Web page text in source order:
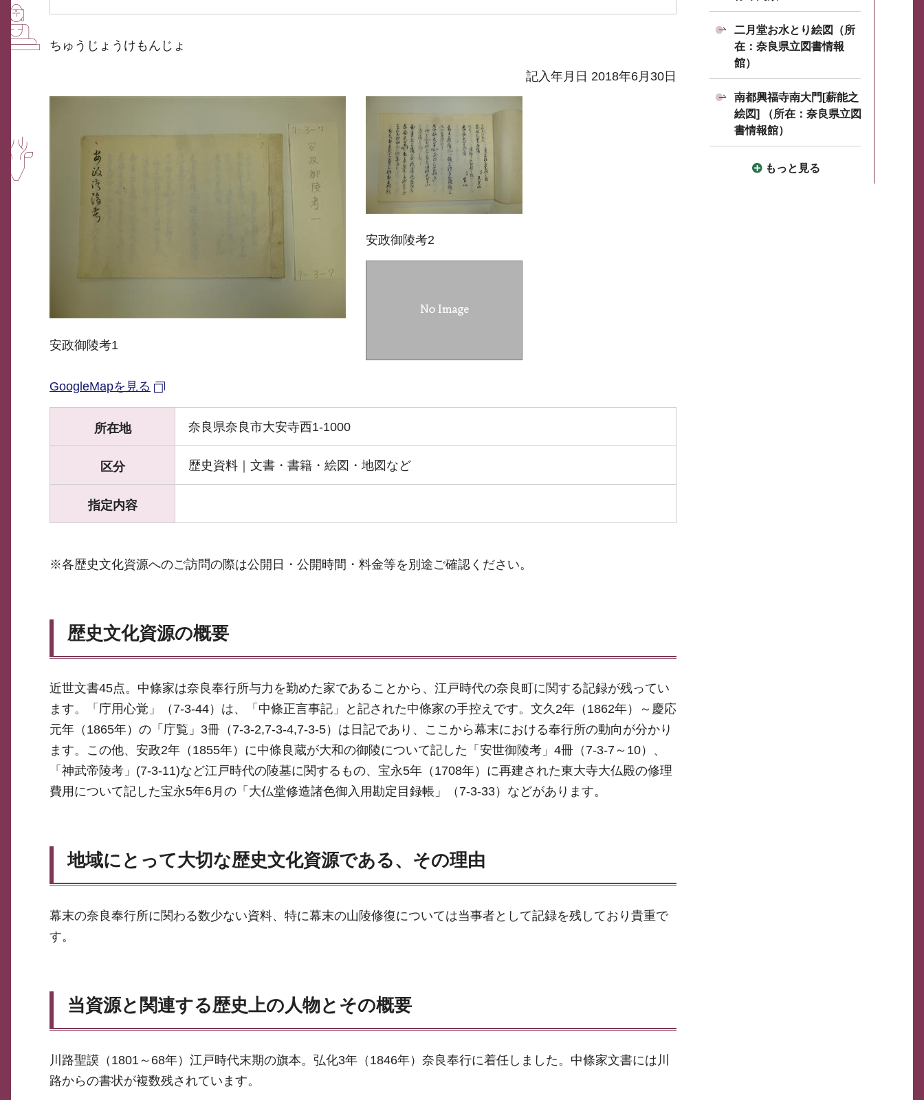
ちゅうじょうけもんじょ
記入年月日 2018年6月30日
安政御陵考1
安政御陵考2
GoogleMapを見る
所在地 奈良県奈良市大安寺西1-1000
区分 歴史資料｜文書・書籍・絵図・地図など
指定内容
※各歴史文化資源へのご訪問の際は公開日・公開時間・料金等を別途ご確認ください。
歴史文化資源の概要
近世文書45点。中條家は奈良奉行所与力を勤めた家であることから、江戸時代の奈良町に関する記録が残ってい
ます。「庁用心覚」（7-3-44）は、「中條正言事記」と記された中條家の手控えです。文久2年（1862年）～慶応
元年（1865年）の「庁覧」3冊（7-3-2,7-3-4,7-3-5）は日記であり、ここから幕末における奉行所の動向が分かり
ます。この他、安政2年（1855年）に中條良蔵が大和の御陵について記した「安世御陵考」4冊（7-3-7～10）、
「神武帝陵考」(7-3-11)など江戸時代の陵墓に関するもの、宝永5年（1708年）に再建された東大寺大仏殿の修理
費用について記した宝永5年6月の「大仏堂修造諸色御入用勘定目録帳」（7-3-33）などがあります。
地域にとって大切な歴史文化資源である、その理由
幕末の奈良奉行所に関わる数少ない資料、特に幕末の山陵修復については当事者として記録を残しており貴重で
す。
当資源と関連する歴史上の人物とその概要
川路聖謨（1801～68年）江戸時代末期の旗本。弘化3年（1846年）奈良奉行に着任しました。中條家文書には川
路からの書状が複数残されています。
二月堂お水とり絵図（所
在：奈良県立図書情報
館）
南都興福寺南大門[薪能之
絵図] （所在：奈良県立図
書情報館）
もっと見る